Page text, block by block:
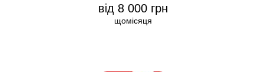
від 8 000 грн
щомісяця